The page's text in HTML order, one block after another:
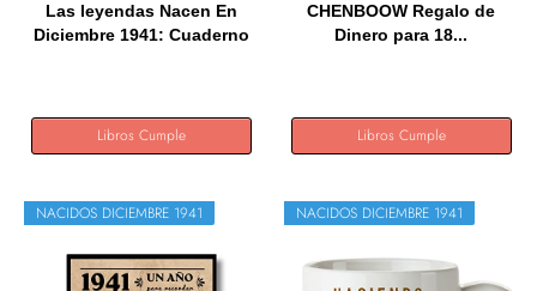
Las leyendas Nacen En
Diciembre 1941: Cuaderno
Libros Cumple
CHENBOOW Regalo de
Dinero para 18...
Libros Cumple
NACIDOS DICIEMBRE 1941 NACIDOS DICIEMBRE 1941